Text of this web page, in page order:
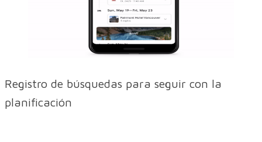
Registro de búsquedas para seguir con la
planificación